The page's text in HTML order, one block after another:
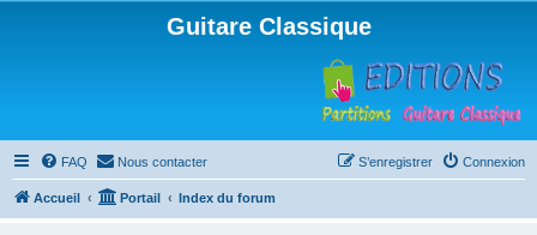
Guitare Classique
FAQ Nous contacter Connexion
S’enregistrer
Accueil Portail Index du forum